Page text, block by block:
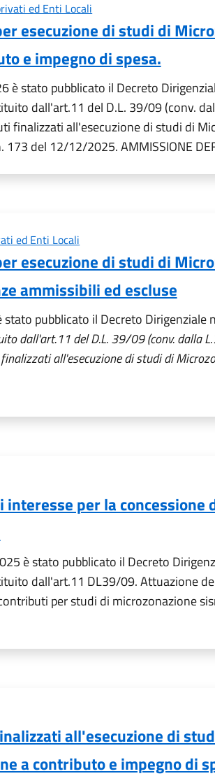
ed Enti Locali
esecuzione di studi di
e impegno di spesa.
è stato pubblicato il Decreto
dall'art.11 del D.L. 39/09 (conv.
finalizzati all'esecuzione di studi di
del 12/12/2025. AMMISSIONE
ed Enti Locali
esecuzione di studi di
ammissibili ed escluse
stato pubblicato il Decreto
dall'art.11 del D.L. 39/09 (conv. dalla
all'esecuzione di studi di
per la
è stato pubblicato il Decreto
dall'art.11 DL39/09. Attuazione
per studi di microzonazione
all'esecuzione di
a contributo e impegno di